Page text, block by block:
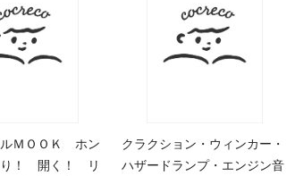
ＭＯＯＫ ホン
り！ 開く！ リ
クラクション・ウィンカー・
ハザードランプ・エンジン音